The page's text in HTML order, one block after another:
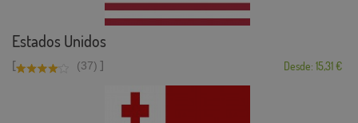
Estados Unidos
[ (37) ] Desde: 15,31 €